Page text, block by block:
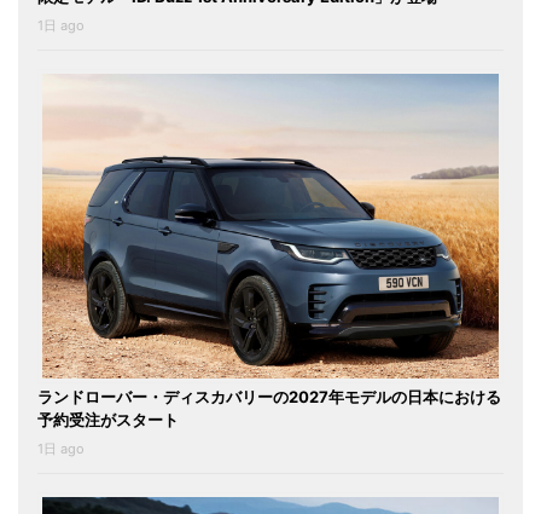
1日 ago
ランドローバー・ディスカバリーの2027年モデルの日本における
予約受注がスタート
1日 ago